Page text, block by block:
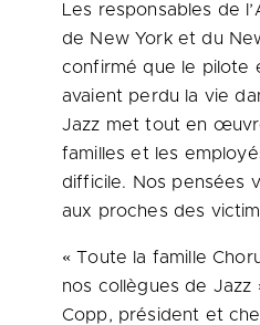
Les responsables de
de New Yorket du
confirmé que le pilote
avaient perdu la vie
Jazz met tout en
familles et les
difficile. Nos pensées
aux proches des
« Toute la famille
nos collègues de Jazz
Copp, président et